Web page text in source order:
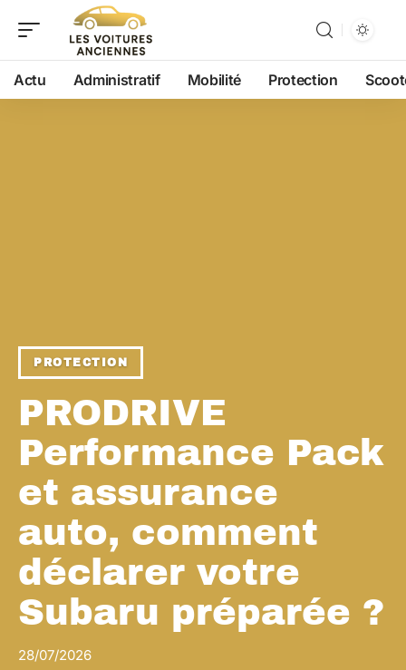
Actu Administratif Mobilité Protection
PROTECTION
PRODRIVE
Performance Pack
et assurance
auto, comment
déclarer votre
Subaru préparée ?
28/07/2026